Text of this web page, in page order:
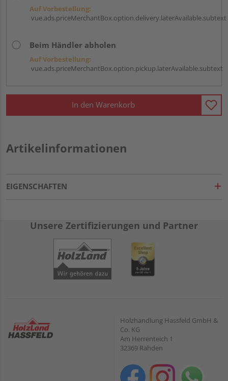
Auf Vorbestellung:
vue.ads.priceMerchantBox.option.delivery.laterAvailable.subtext
Beim Händler abholen
Auf Vorbestellung:
vue.ads.priceMerchantBox.option.pickup.laterAvailable.subtext
In den Warenkorb
Artikelinformationen
EIGENSCHAFTEN
Unsere Zertifizierungen und Partner
Holzhandlung Hassfeld GmbH &
Co. KG
Am Herrenteich 1
32369 Rahden